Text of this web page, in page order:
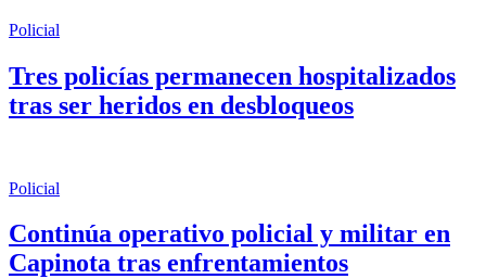
Policial
Tres policías permanecen hospitalizados
tras ser heridos en desbloqueos
Policial
Continúa operativo policial y militar en
Capinota tras enfrentamientos